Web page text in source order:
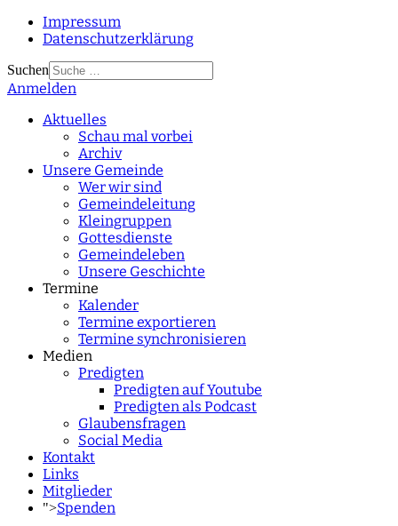
Impressum
Datenschutzerklärung
Suchen
Type 2 or more
Anmelden
Aktuelles
Schau mal vorbei
Archiv
Unsere Gemeinde
Wer wir sind
Gemeindeleitung
Kleingruppen
Gottesdienste
Gemeindeleben
Unsere Geschichte
Termine
Kalender
Termine exportieren
Termine synchronisieren
Medien
Predigten
Predigten auf Youtube
Predigten als Podcast
Glaubensfragen
Social Media
Kontakt
Links
Mitglieder
">Spenden